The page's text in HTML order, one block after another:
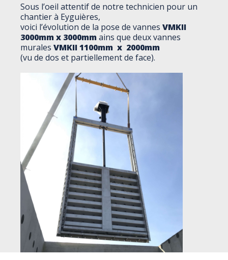
Sous l’oeil attentif de notre technicien pour un
chantier à Eyguières,
voici l’évolution de la pose de vannes VMKII
3000mm x 3000mmains que deux vannes
murales VMKII 1100mm x 2000mm
(vu de dos et partiellement de face).